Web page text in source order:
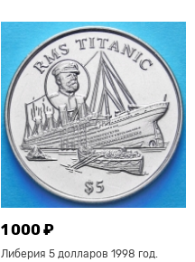
1 000 ₽
Либерия 5 долларов 1998 год.